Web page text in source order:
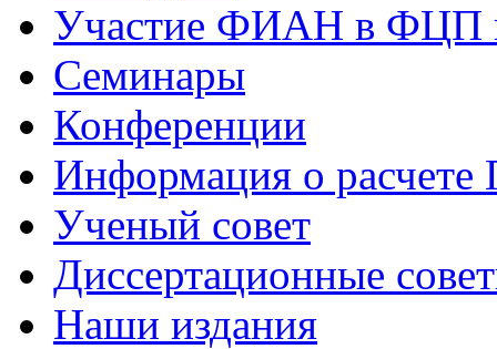
Участие ФИАН в ФЦП
Семинары
Конференции
Информация о
Ученый совет
Диссертационные
Наши издания